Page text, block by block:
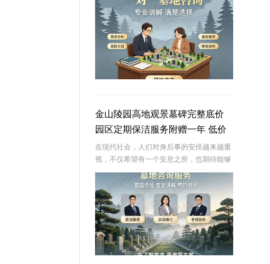
和人们生活水平的提高，对逝者的纪念和缅
怀方式也在不断演变。长城华人怀思堂作
金山陵园高地观景墓碑完整底价
园区定期保洁服务附赠一年 低价
福利详解
在现代社会，人们对身后事的安排越来越重
视，不仅希望有一个安息之所，也期待能够
给逝者留下一个有尊严的纪念。金山陵园作
为国内知名的陵园之一，其提供的各种墓碑
和服务受到了广泛关注。本文将深入探讨金
山陵园高地